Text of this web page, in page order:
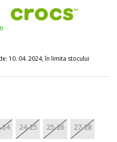
10. 04. 2024, în limita stocului
24 24-25 25-26 27-28